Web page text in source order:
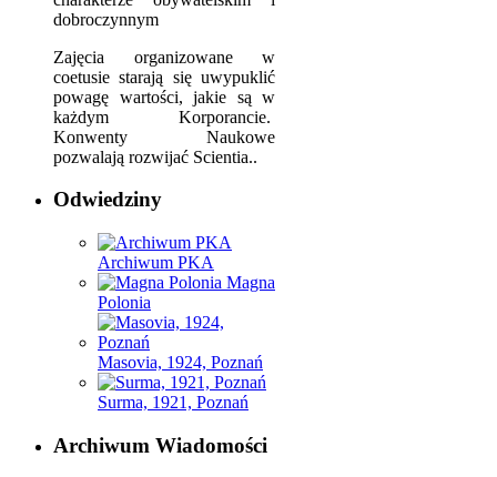
dobroczynnym
Zajęcia organizowane w
coetusie starają się uwypuklić
powagę wartości, jakie są w
każdym Korporancie.
Konwenty Naukowe
pozwalają rozwijać Scientia..
Odwiedziny
Archiwum PKA
Magna
Polonia
Masovia, 1924, Poznań
Surma, 1921, Poznań
Archiwum Wiadomości